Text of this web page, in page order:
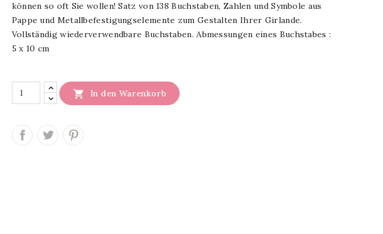
können so oft Sie wollen! Satz von 138 Buchstaben, Zahlen und Symbole aus
Pappe und Metallbefestigungselemente zum Gestalten Ihrer Girlande.
Vollständig wiederverwendbare Buchstaben. Abmessungen eines Buchstabes :
5 x 10 cm
 In den Warenkorb